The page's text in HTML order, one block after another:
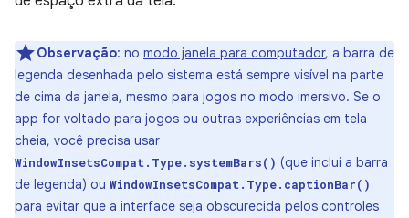
Observação: no modo janela para computador, a barra de
legenda desenhada pelo sistema está sempre visível na parte
de cima da janela, mesmo para jogos no modo imersivo. Se o
app for voltado para jogos ou outras experiências em tela
cheia, você precisa usar
WindowInsetsCompat.Type.systemBars() (que inclui a barra
de legenda) ou WindowInsetsCompat.Type.captionBar()
para evitar que a interface seja obscurecida pelos controles